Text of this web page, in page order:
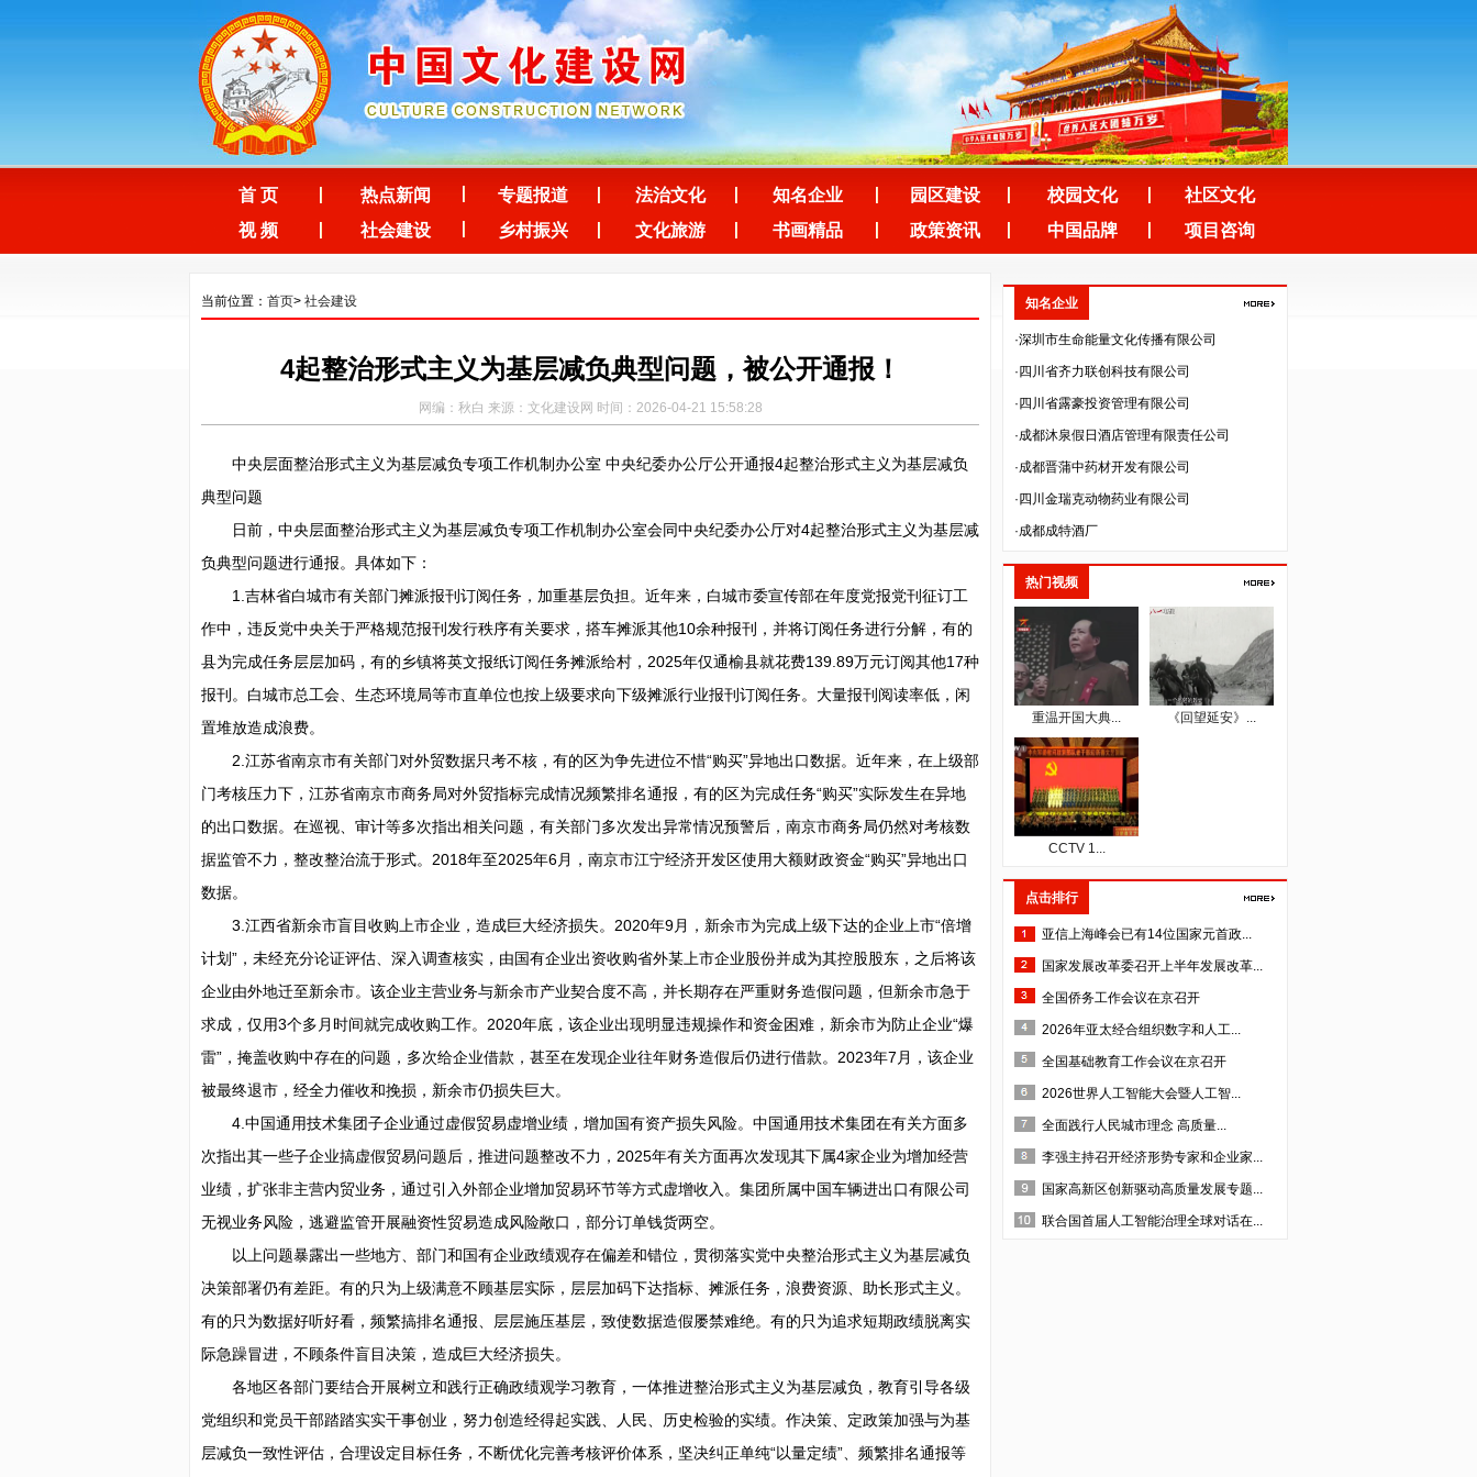
首 页 热点新闻 专题报道 法治文化 知名企业 园区建设 校园文化
社区文化
视 频
社会建设 乡村振兴 文化旅游 书画精品 政策资讯 中国品牌 项目咨询
知名企业
·四川空分设备（集团）有限公司
·四川泽昌集团有限公司
·中韬华益税务师事务所（成都）有限公司
·成都人人公义文化传播有限公司
·四川美森农业技术开发有限责任公司
·成都市培源科技开发有限公司
·四川纵横天下旅游资源开发有限责任公司
·四川云百汇贸易股份有限公司
·深圳市法兰智联股份有限公司
·深圳市生命能量文化传播有限公司
·成都益优生化有限公司
·四川省三台县惠天农业科技有限公司
·成都万良菌业开发有限公司
·四川省仁康盛健康咨询服务有限公司
·成都佳源大繁生态农业发展有限公司
·成都一辰建材有限公司
·成都派立食品有限公司
·四川国秀文化艺术传播有限公司
·四川格维生物科技开发有限公司
·四川泽昌集团有限公司
·中韬华益税务师事务所（成都）有限公司
·成都人人公义文化传播有限公司
·四川美森农业技术开发有限责任公司
·成都市培源科技开发有限公司
·四川纵横天下旅游资源开发有限责任公司
·四川云百汇贸易股份有限公司
·深圳市法兰智联股份有限公司
·深圳市生命能量文化传播有限公司
·四川省齐力联创科技有限公司
·四川省露豪投资管理有限公司
热门视频
重温开国大典... 《回望延安》...
CCTV 1...
点击排行
亚信上海峰会已有14位国家元首政...
国家发展改革委召开上半年发展改革...
全国侨务工作会议在京召开
2026年亚太经合组织数字和人工...
全国基础教育工作会议在京召开
2026世界人工智能大会暨人工智...
全面践行人民城市理念 高质量...
李强主持召开经济形势专家和企业家...
国家高新区创新驱动高质量发展专题...
联合国首届人工智能治理全球对话在...
当前位置： 首页> 社会建设
4起整治形式主义为基层减负典型问题，被公开通报！
网编：秋白 来源：文化建设网 时间：2026-04-21 15:58:28
中央层面整治形式主义为基层减负专项工作机制办公室 中央纪委办公厅公开通报4起整治形式主义为基层减负
典型问题
日前，中央层面整治形式主义为基层减负专项工作机制办公室会同中央纪委办公厅对4起整治形式主义为基层减
负典型问题进行通报。具体如下：
1.吉林省白城市有关部门摊派报刊订阅任务，加重基层负担。近年来，白城市委宣传部在年度党报党刊征订工
作中，违反党中央关于严格规范报刊发行秩序有关要求，搭车摊派其他10余种报刊，并将订阅任务进行分解，有的
县为完成任务层层加码，有的乡镇将英文报纸订阅任务摊派给村，2025年仅通榆县就花费139.89万元订阅其他17种
报刊。白城市总工会、生态环境局等市直单位也按上级要求向下级摊派行业报刊订阅任务。大量报刊阅读率低，闲
置堆放造成浪费。
2.江苏省南京市有关部门对外贸数据只考不核，有的区为争先进位不惜“购买”异地出口数据。近年来，在上级部
门考核压力下，江苏省南京市商务局对外贸指标完成情况频繁排名通报，有的区为完成任务“购买”实际发生在异地
的出口数据。在巡视、审计等多次指出相关问题，有关部门多次发出异常情况预警后，南京市商务局仍然对考核数
据监管不力，整改整治流于形式。2018年至2025年6月，南京市江宁经济开发区使用大额财政资金“购买”异地出口
数据。
3.江西省新余市盲目收购上市企业，造成巨大经济损失。2020年9月，新余市为完成上级下达的企业上市“倍增
计划”，未经充分论证评估、深入调查核实，由国有企业出资收购省外某上市企业股份并成为其控股股东，之后将该
企业由外地迁至新余市。该企业主营业务与新余市产业契合度不高，并长期存在严重财务造假问题，但新余市急于
求成，仅用3个多月时间就完成收购工作。2020年底，该企业出现明显违规操作和资金困难，新余市为防止企业“爆
雷”，掩盖收购中存在的问题，多次给企业借款，甚至在发现企业往年财务造假后仍进行借款。2023年7月，该企业
被最终退市，经全力催收和挽损，新余市仍损失巨大。
4.中国通用技术集团子企业通过虚假贸易虚增业绩，增加国有资产损失风险。中国通用技术集团在有关方面多
次指出其一些子企业搞虚假贸易问题后，推进问题整改不力，2025年有关方面再次发现其下属4家企业为增加经营
业绩，扩张非主营内贸业务，通过引入外部企业增加贸易环节等方式虚增收入。集团所属中国车辆进出口有限公司
无视业务风险，逃避监管开展融资性贸易造成风险敞口，部分订单钱货两空。
以上问题暴露出一些地方、部门和国有企业政绩观存在偏差和错位，贯彻落实党中央整治形式主义为基层减负
决策部署仍有差距。有的只为上级满意不顾基层实际，层层加码下达指标、摊派任务，浪费资源、助长形式主义。
有的只为数据好听好看，频繁搞排名通报、层层施压基层，致使数据造假屡禁难绝。有的只为追求短期政绩脱离实
际急躁冒进，不顾条件盲目决策，造成巨大经济损失。
各地区各部门要结合开展树立和践行正确政绩观学习教育，一体推进整治形式主义为基层减负，教育引导各级
党组织和党员干部踏踏实实干事创业，努力创造经得起实践、人民、历史检验的实绩。作决策、定政策加强与为基
层减负一致性评估，合理设定目标任务，不断优化完善考核评价体系，坚决纠正单纯“以量定绩”、频繁排名通报等